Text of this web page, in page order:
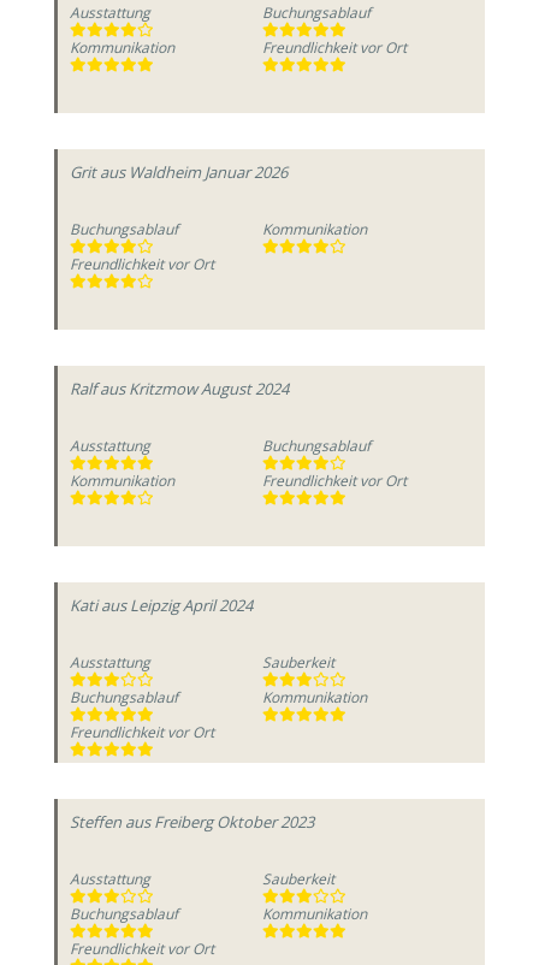
Ausstattung
Buchungsablauf
Kommunikation
Freundlichkeit vor Ort
Gritaus Waldheim Januar 2026
Buchungsablauf
Kommunikation
Freundlichkeit vor Ort
Ralfaus KritzmowAugust 2024
Ausstattung
Buchungsablauf
Kommunikation
Freundlichkeit vor Ort
Katiaus LeipzigApril 2024
Ausstattung
Sauberkeit
Buchungsablauf
Kommunikation
Freundlichkeit vor Ort
Steffen aus Freiberg Oktober 2023
Ausstattung
Sauberkeit
Buchungsablauf
Kommunikation
Freundlichkeit vor Ort